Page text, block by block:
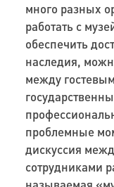
много разных
работать с
обеспечить
наследия,
между
проблемные
дискуссия
сотрудниками